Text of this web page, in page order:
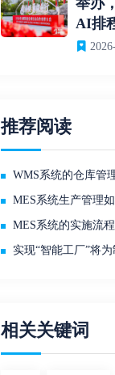
举办
AI排
推荐阅读
WMS系统的仓库管
MES系统生产管理
MES系统的实施流
实现“智能工厂”将
相关关键词